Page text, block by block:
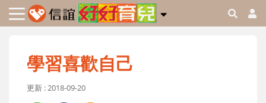
學習喜歡自己
更新 : 2018-09-20